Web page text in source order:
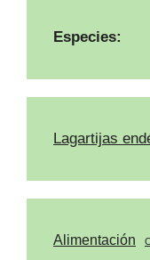
Especies:
Lagartijas
Alimentación